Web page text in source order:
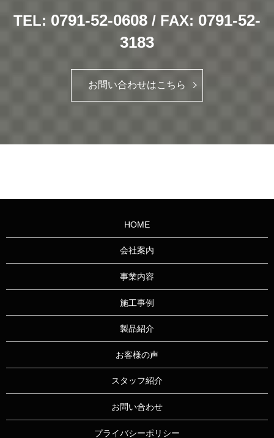
TEL: 0791-52-0608 / FAX: 0791-52-
3183
お問い合わせはこちら
HOME
会社案内
事業内容
施工事例
製品紹介
お客様の声
スタッフ紹介
お問い合わせ
プライバシーポリシー